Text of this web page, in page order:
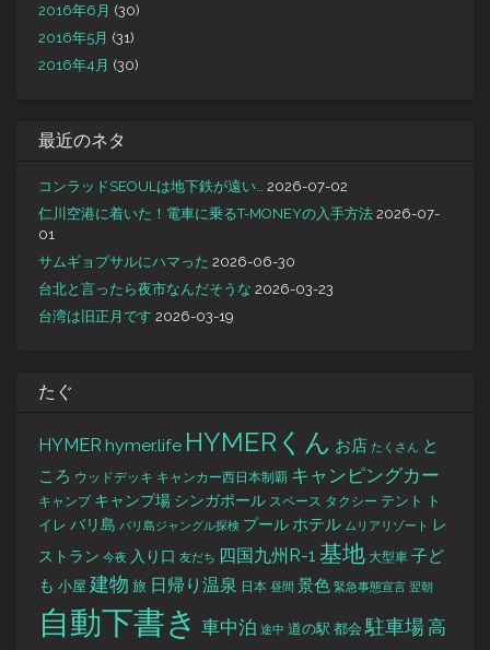
2016年6月 (30)
2016年5月 (31)
2016年4月 (30)
最近のネタ
コンラッドSEOULは地下鉄が遠い…
2026-07-02
仁川空港に着いた！電車に乗るT-MONEYの入手方法 2026-07-
01
サムギョプサルにハマった 2026-06-30
台北と言ったら夜市なんだそうな 2026-03-23
台湾は旧正月です 2026-03-19
たぐ
HYMER hymer.life HYMERくん お店 たくさん と
ころ ウッドデッキ キャンカー西日本制覇 キャンピングカー
キャンプ キャンプ場 シンガポール スペース タクシー テント
ト
イレ バリ島 バリ島ジャングル探検 プールホテル ムリアリゾート
レ
ストラン 今夜 入り口 友だち 四国九州R-1 基地 大型車 子ど
も 小屋 建物 旅 日帰り温泉 日本 昼間 景色 緊急事態宣言 翌朝
自動下書き 車中泊 途中 道の駅 都会 駐車場高